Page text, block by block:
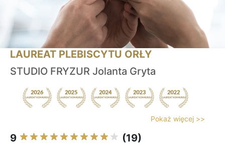
LAUREAT PLEBISCYTU ORŁY
STUDIO FRYZUR Jolanta Gryta
Pokaż więcej >>
9 (19)